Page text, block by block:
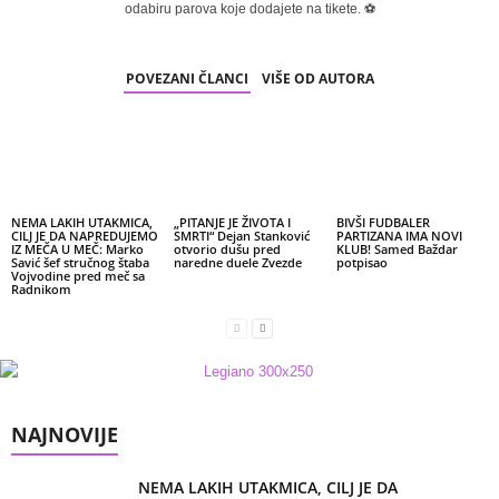
odabiru parova koje dodajete na tikete. ⚽
POVEZANI ČLANCI VIŠE OD AUTORA
NEMA LAKIH UTAKMICA,
CILJ JE DA NAPREDUJEMO
IZ MEČA U MEČ: Marko
Savić šef stručnog štaba
Vojvodine pred meč sa
Radnikom
„PITANJE JE ŽIVOTA I
SMRTI“ Dejan Stanković
otvorio dušu pred
naredne duele Zvezde
BIVŠI FUDBALER
PARTIZANA IMA NOVI
KLUB! Samed Baždar
potpisao
NAJNOVIJE
NEMA LAKIH UTAKMICA, CILJ JE DA